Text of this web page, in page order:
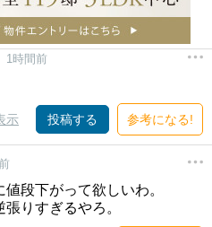
1時間前
示 投稿する 参考になる!
段下がって欲しいわ。
りすぎるやろ。